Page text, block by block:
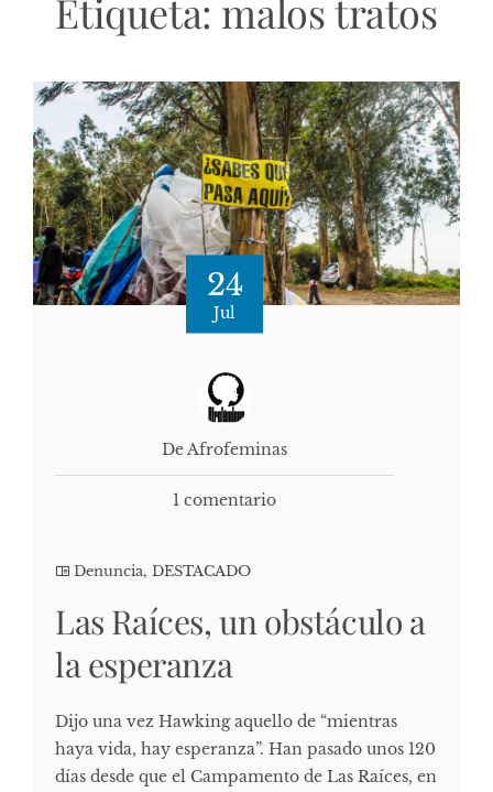
Etiqueta: malos tratos
24
Jul
De Afrofeminas
1 comentario
Denuncia, DESTACADO
Las Raíces, un obstáculo a
la esperanza
Dijo una vez Hawking aquello de “mientras
haya vida, hay esperanza”. Han pasado unos 120
días desde que el Campamento de Las Raíces, en